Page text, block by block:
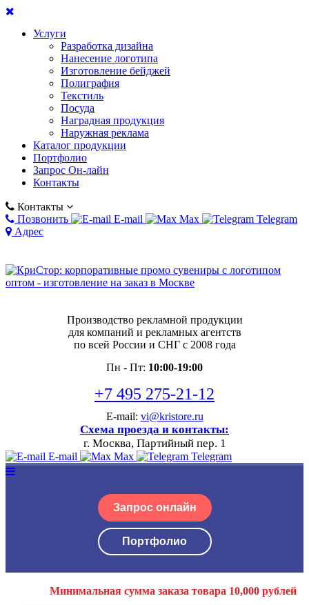
Услуги
Разработка дизайна
Нанесение логотипа
Изготовление бейджей
Полиграфия
Текстиль
Посуда
Наградная продукция
Наружная реклама
Каталог продукции
Портфолио
Запрос Он-лайн
Контакты
Контакты
Позвонить
E-mail Max
Telegram
Адрес
Производство рекламной продукции
для компаний и рекламных агентств
по всей России и СНГ с 2008 года
Пн - Пт: 10:00-19:00
+7 495 275-21-12
E-mail: vi@kristore.ru
Схема проезда и контакты:
г. Москва, Партийный пер. 1
E-mail Max Telegram
Запрос онлайн
Портфолио
Минимальная сумма заказа товара 10,000 рублей